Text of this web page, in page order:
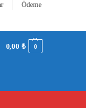
Ödeme
0,00₺ 0